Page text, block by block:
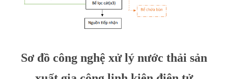
Sơ đồ công nghệ xử lý nước thải sản